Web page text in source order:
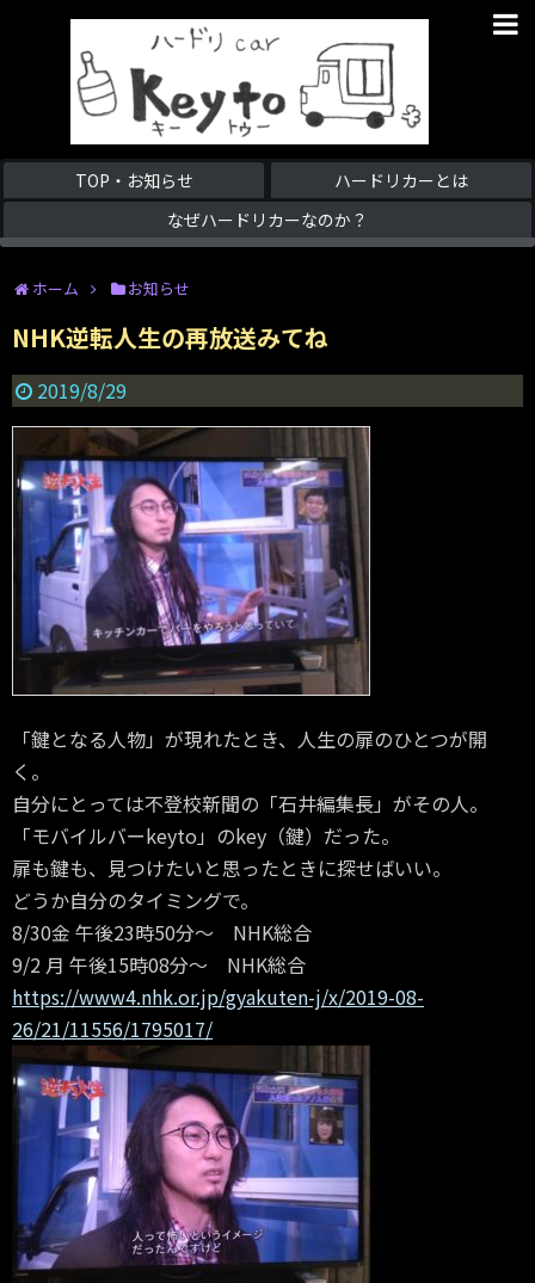
TOP・お知らせ
ハードリカーとは
なぜハードリカーなのか？
ホーム お知らせ
NHK逆転人生の再放送みてね
2019/8/29
「鍵となる人物」が現れたとき、人生の扉のひとつが開
く。
自分にとっては不登校新聞の「石井編集長」がその人。
「モバイルバーkeyto」のkey（鍵）だった。
扉も鍵も、見つけたいと思ったときに探せばいい。
どうか自分のタイミングで。
8/30金 午後23時50分〜 NHK総合
9/2 月 午後15時08分〜 NHK総合
https://www4.nhk.or.jp/gyakuten-j/x/2019-08-
26/21/11556/1795017/